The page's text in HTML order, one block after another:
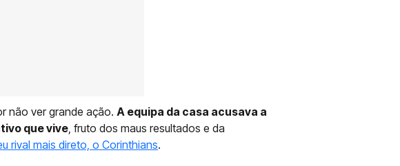
não ver grande ação. A equipa da casa acusava a
que vive , fruto dos maus resultados e da
rival mais direto, o Corinthians.